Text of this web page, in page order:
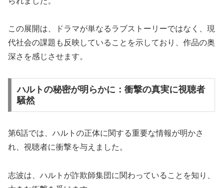
この展開は、ドラマが単なるラブストーリーではなく、現
代社会の課題も反映していることを示しており、作品の奥
深さを感じさせます。
ハルトの秘密が明らかに：衝撃の真実に視聴者
騒然
第6話では、ハルトの正体に関する重要な情報が明かさ
れ、視聴者に衝撃を与えました。
志波は、ハルトが詐欺師集団に関わっていることを知り、